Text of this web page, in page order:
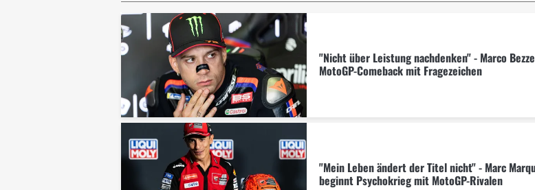
"Nicht über Leistung nachdenken" - Marco
MotoGP-Comeback mit Fragezeichen
"Mein Leben ändert der Titel nicht" - Marc
beginnt Psychokrieg mit MotoGP-Rivalen